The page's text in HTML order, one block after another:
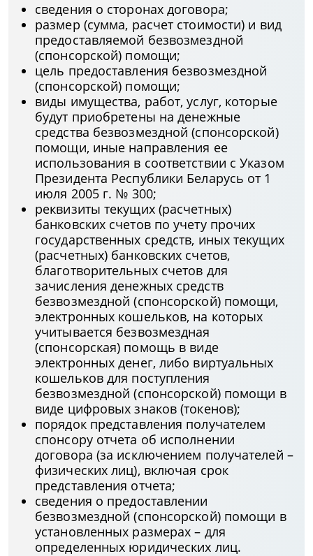
сведения о сторонах договора;
размер (сумма, расчет стоимости) и вид
предоставляемой безвозмездной
(спонсорской) помощи;
цель предоставления безвозмездной
(спонсорской) помощи;
виды имущества, работ, услуг, которые
будут приобретены на денежные
средства безвозмездной (спонсорской)
помощи, иные направления ее
использования в соответствии с Указом
Президента Республики Беларусь от 1
июля 2005 г. № 300;
реквизиты текущих (расчетных)
банковских счетов по учету прочих
государственных средств, иных текущих
(расчетных) банковских счетов,
благотворительных счетов для
зачисления денежных средств
безвозмездной (спонсорской) помощи,
электронных кошельков, на которых
учитывается безвозмездная
(спонсорская) помощь в виде
электронных денег, либо виртуальных
кошельков для поступления
безвозмездной (спонсорской) помощи в
виде цифровых знаков (токенов);
порядок представления получателем
спонсору отчета об исполнении
договора (за исключением получателей –
физических лиц), включая срок
представления отчета;
сведения о предоставлении
безвозмездной (спонсорской) помощи в
установленных размерах – для
определенных юридических лиц.